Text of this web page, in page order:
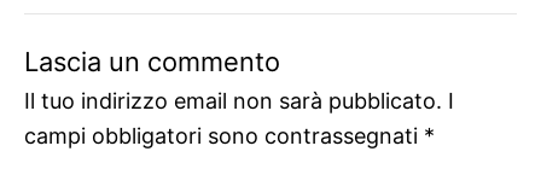
Lascia un commento
Il tuo indirizzo email non sarà pubblicato. I
campi obbligatori sono contrassegnati *